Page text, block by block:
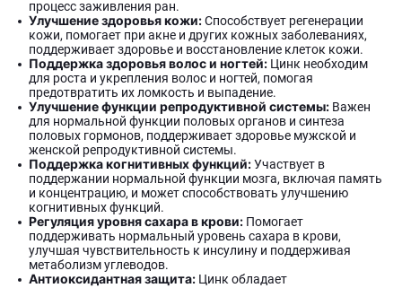
процесс заживления ран.
Улучшение здоровья кожи:Способствует регенерации
кожи, помогает при акне и других кожных заболеваниях,
поддерживает здоровье и восстановление клеток кожи.
Поддержка здоровья волос и ногтей: Цинк необходим
для роста и укрепления волос и ногтей, помогая
предотвратить их ломкость и выпадение.
Улучшение функции репродуктивной системы: Важен
для нормальной функции половых органов и синтеза
половых гормонов, поддерживает здоровье мужской и
женской репродуктивной системы.
Поддержка когнитивных функций:Участвует в
поддержании нормальной функции мозга, включая память
и концентрацию, и может способствовать улучшению
когнитивных функций.
Регуляция уровня сахара в крови: Помогает
поддерживать нормальный уровень сахара в крови,
улучшая чувствительность к инсулину и поддерживая
метаболизм углеводов.
Антиоксидантная защита: Цинк обладает